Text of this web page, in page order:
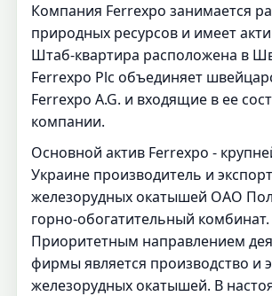
Компания Ferrexpo занимается
природных ресурсов и имеет
Штаб-квартира расположена в
Ferrexpo Plc объединяет
Ferrexpo A.G. и входящие в ее
компании.
Основной актив Ferrexpo -
Украине производитель и
железорудных окатышей ОАО
горно-обогатительный комбинат.
Приоритетным направлением
фирмы является производство и
железорудных окатышей. В